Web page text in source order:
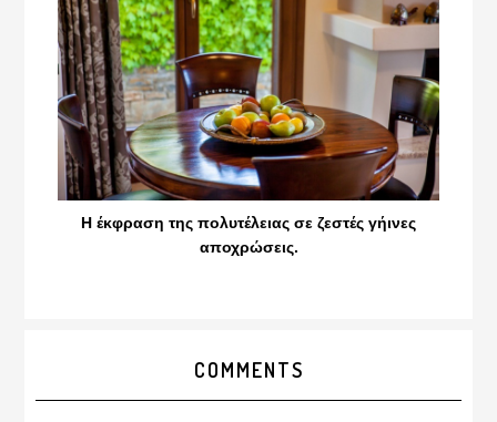
Η έκφραση της πολυτέλειας σε ζεστές γήινες
αποχρώσεις.
Interactions
COMMENTS